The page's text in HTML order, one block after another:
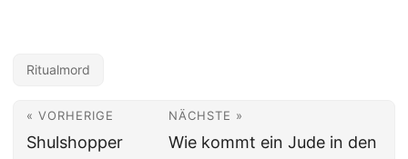
Ritualmord
« VORHERIGE
Shulshopper
NÄCHSTE »
Wie kommt ein Jude in den